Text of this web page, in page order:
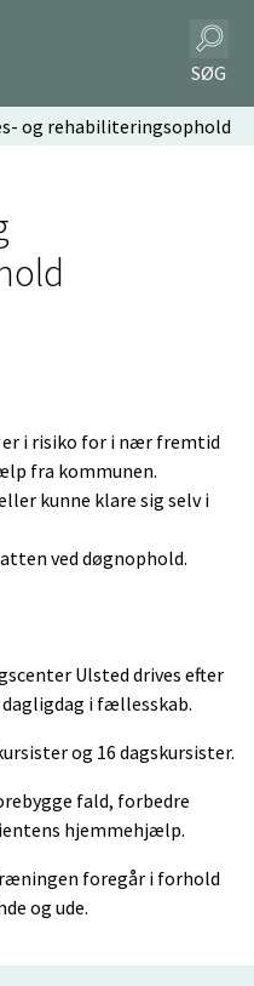
SØG
og rehabiliteringsophold
i risiko for i nær fremtid
fra kommunen.
kunne klare sig selv i
ved døgnophold.
Ulsted drives efter
i fællesskab.
og 16 dagskursister.
fald, forbedre
hjemmehjælp.
foregår i forhold
og ude.